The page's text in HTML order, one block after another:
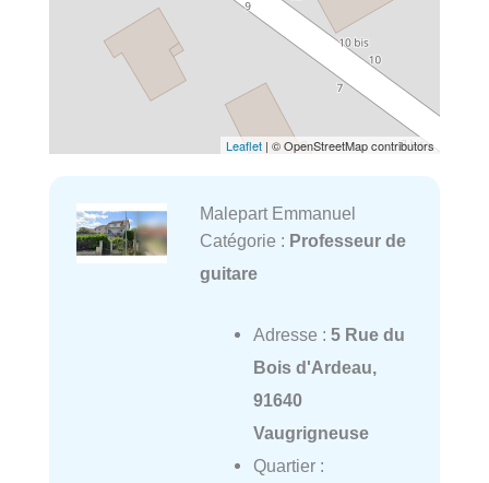
Leaflet | © OpenStreetMap contributors
Malepart Emmanuel
Catégorie : Professeur de
guitare
Adresse : 5 Rue du
Bois d'Ardeau,
91640
Vaugrigneuse
Quartier :